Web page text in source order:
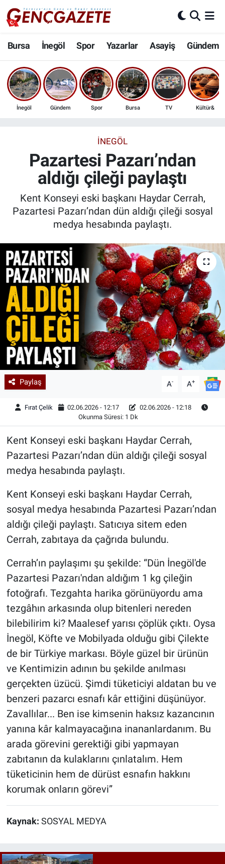
Bursa İnegöl Spor Yazarlar Asayiş Gündem
İnegöl Gündem Spor Bursa TV Kültür&
İNEGÖL
Pazartesi Pazarı’ndan
aldığı çileği paylaştı
Kent Konseyi eski başkanı Haydar Cerrah,
Pazartesi Pazarı’ndan dün aldığı çileği sosyal
medya hesabında paylaştı.
Paylaş A- A+
Fırat Çelik 02.06.2026 - 12:17
02.06.2026 - 12:18
Okunma Süresi: 1 Dk
Kent Konseyi eski başkanı Haydar Cerrah,
Pazartesi Pazarı’ndan dün aldığı çileği sosyal
medya hesabında paylaştı.
Kent Konseyi eski başkanı Haydar Cerrah,
sosyal medya hesabında Pazartesi Pazarı’ndan
aldığı çileği paylaştı. Satıcıya sitem eden
Cerrah, zabıtaya da çağrıda bulundu.
Cerrah’ın paylaşımı şu şekilde: “Dün İnegöl'de
Pazartesi Pazarı'ndan aldığım 1 kg çileğin
fotoğrafı. Tezgahta harika görünüyordu ama
tezgâhın arkasında olup bitenleri nereden
bilebilirim ki? Maalesef yarısı çöplük çıktı. Oysa
İnegöl, Köfte ve Mobilyada olduğu gibi Çilekte
de bir Türkiye markası. Böyle güzel bir ürünün
ve Kentimizin adının bu şekilde anılması
gerçekten üzücü. Şimdi tüketiciyi aldatan bu ve
benzeri pazarcı esnafı kâr ettiğini düşünüyor.
Zavallılar... Ben ise kimsenin haksız kazancının
yanına kâr kalmayacağına inananlardanım. Bu
arada görevini gerektiği gibi yapmayan
zabıtanın da kulaklarını çınlatalım. Hem
tüketicinin hem de dürüst esnafın hakkını
korumak onların görevi”
Kaynak: SOSYAL MEDYA
Bursa
İnegöl
3.SAYFA
Ekonomi
Güncel
İnanç
Kadın & Aile
Kültür & Sanat
Sağlık
Siyaset
Teknoloji
Yazarlar
Nöbetçi Eczaneler
Hava Durumu
Trafik Durumu
Son Dakika Haberleri
Haber Arşivi